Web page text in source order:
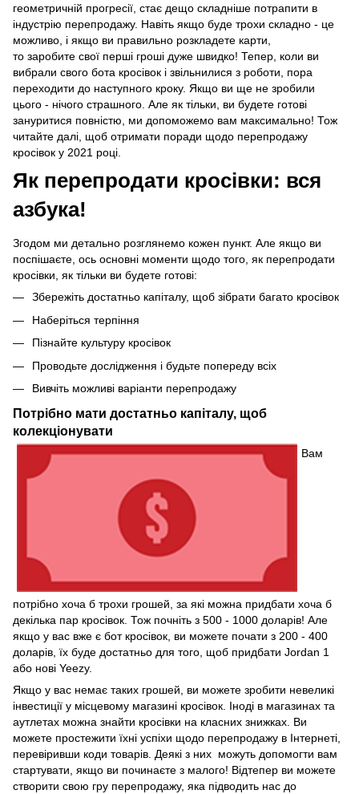
геометричній прогресії, стає дещо складніше потрапити в
індустрію перепродажу. Навіть якщо буде трохи складно - це
можливо, і якщо ви правильно розкладете карти,
то заробите свої перші гроші дуже швидко! Тепер, коли ви
вибрали свого бота кросівок і звільнилися з роботи, пора
переходити до наступного кроку. Якщо ви ще не зробили
цього - нічого страшного. Але як тільки, ви будете готові
зануритися повністю, ми допоможемо вам максимально! Тож
читайте далі, щоб отримати поради щодо перепродажу
кросівок у 2021 році.
Як перепродати кросівки: вся
азбука!
Згодом ми детально розглянемо кожен пункт. Але якщо ви
поспішаєте, ось основні моменти щодо того, як перепродати
кросівки, як тільки ви будете готові:
Збережіть достатньо капіталу, щоб зібрати багато кросівок
Наберіться терпіння
Пізнайте культуру кросівок
Проводьте дослідження і будьте попереду всіх
Вивчіть можливі варіанти перепродажу
Потрібно мати достатньо капіталу, щоб
колекціонувати
Вам
потрібно хоча б трохи грошей, за які можна придбати хоча б
декілька пар кросівок. Тож почніть з 500 - 1000 доларів! Але
якщо у вас вже є бот кросівок, ви можете почати з 200 - 400
доларів, їх буде достатньо для того, щоб придбати Jordan 1
або нові Yeezy.
Якщо у вас немає таких грошей, ви можете зробити невеликі
інвестиції у місцевому магазині кросівок. Іноді в магазинах та
аутлетах можна знайти кросівки на класних знижках. Ви
можете простежити їхні успіхи щодо перепродажу в Інтернеті,
перевіривши коди товарів. Деякі з них можуть допомогти вам
стартувати, якщо ви починаєте з малого! Відтепер ви можете
створити свою гру перепродажу, яка підводить нас до